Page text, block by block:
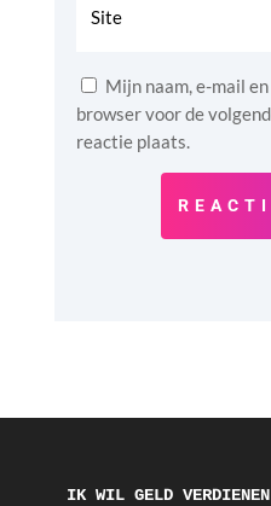
Mijn naam, e-mail
browser voor de
reactie plaats.
IK WIL GELD VERDIENEN